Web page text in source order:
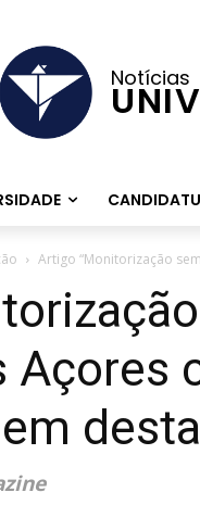
Notícias
Artigo “Monitorização
Açores